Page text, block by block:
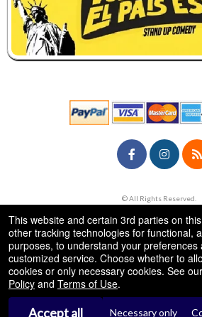
© All Rights Reserved.
50.28.84.148
Terms of Use
This website and certain 3rd parties on
other tracking technologies for functional,
purposes, to understand your preferences
customized service. Choose whether to
cookies or only necessary cookies. See our
Policy and Terms of Use.
Accept all Necessary only